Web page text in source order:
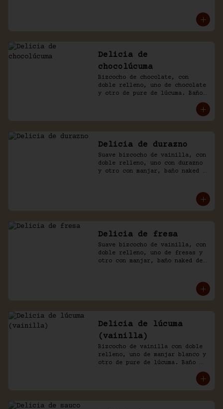
Delicia de
chocolúcuma
Bizcocho de chocolate, con
doble relleno, uno de chocolate
y otro de pure de lúcuma. Baño
Delicia de durazno
Suave bizcocho de vainilla, con
doble relleno, uno con durazno
y otro con manjar, baño naked
Delicia de fresa
Suave bizcocho de vainilla, con
doble relleno, uno de fresas y
otro con manjar, baño naked de
Delicia de lúcuma
(vainilla)
Bizcocho de vainilla con doble
relleno, uno de manjar blanco y
otro de pure de lúcuma. Baño